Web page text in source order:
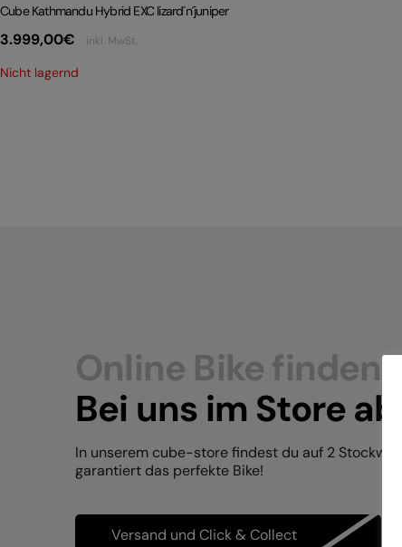
Cube Kathmandu Hybrid EXC lizard´n´juniper
3.999,00€ inkl. MwSt.
Nicht lagernd
Online Bike finden.
Bei uns im Store
In unserem cube-store findest du auf 2
garantiert das perfekte Bike!
Versand und Click & Collect